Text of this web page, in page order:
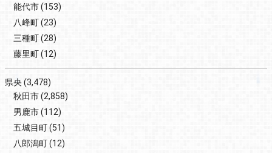
能代市(153)
八峰町(23)
三種町(28)
藤里町(12)
県央 (3,478)
秋田市(2,858)
男鹿市(112)
五城目町(51)
八郎潟町(12)